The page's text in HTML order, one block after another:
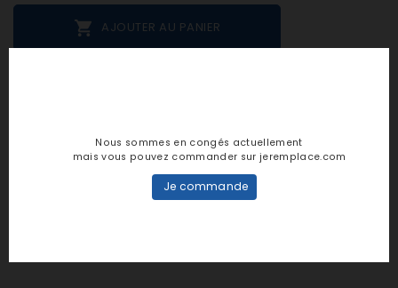
 AJOUTER AU PANIER
personne n'a encore posté d'avis
Nous sommes en congés actuellement
mais vous pouvez commander sur jeremplace.com
Je commande